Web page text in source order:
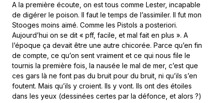
A la première écoute, on est tous comme Lester, incapable
de digérer le poison. Il faut le temps de l’assimiler. Il fut mon
Stooges moins aimé. Comme les Pistols a posteriori.
Aujourd’hui on se dit « pff, facile, et mal fait en plus ». A
l’époque ça devait être une autre chicorée. Parce qu’en fin
de compte, ce qu’on sent vraiment et ce qui nous file le
tournis la première fois, la nausée le mal de mer, c’est que
ces gars là ne font pas du bruit pour du bruit, ni qu’ils s’en
foutent. Mais qu’ils y croient. Ils y vont. Ils ont des étoiles
dans les yeux (dessinées certes par la défonce, et alors ?)